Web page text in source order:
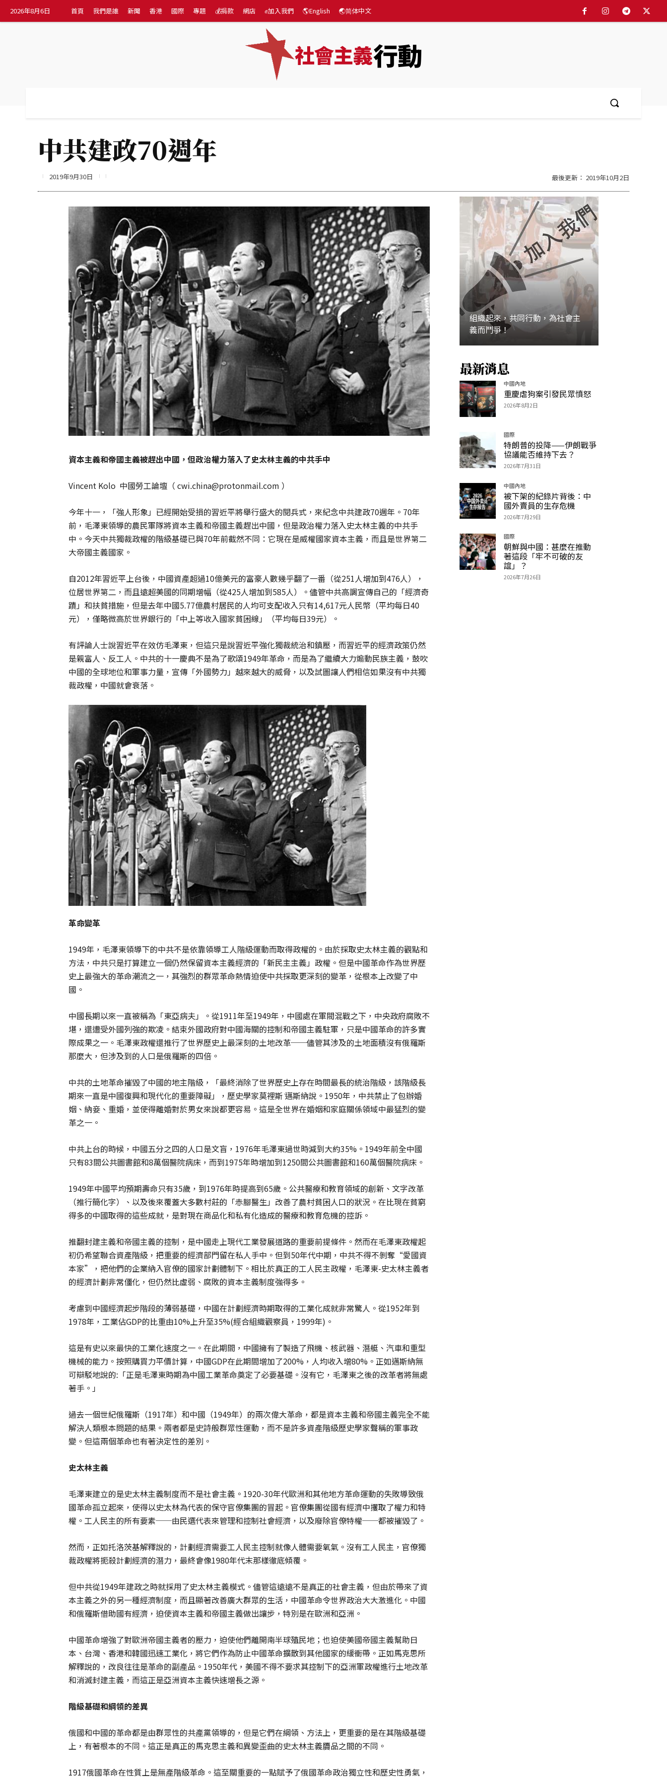
2026年8月6日 首頁 我們是誰 新聞 香港 國際 專題 💰捐款 網店 ✊加入我們 🌎English 🌏简体中文
社會主義行動
中共建政70週年
2019年9月30日 最後更新： 2019年10月2日
資本主義和帝國主義被趕出中國，但政治權力落入了史太林主義的中共手中
Vincent Kolo 中國勞工論壇（ cwi.china@protonmail.com ）
今年十一，「強人形象」已經開始受損的習近平將舉行盛大的閱兵式，來紀念中共建政70週年。70年
前，毛澤東領導的農民軍隊將資本主義和帝國主義趕出中國，但是政治權力落入史太林主義的中共手
中。今天中共獨裁政權的階級基礎已與70年前截然不同：它現在是威權國家資本主義，而且是世界第二
大帝國主義國家。
自2012年習近平上台後，中國資產超過10億美元的富豪人數幾乎翻了一番（從251人增加到476人），
位居世界第二，而且遠超美國的同期增幅（從425人增加到585人）。儘管中共高調宣傳自己的「經濟奇
蹟」和扶貧措施，但是去年中國5.77億農村居民的人均可支配收入只有14,617元人民幣（平均每日40
元），僅略微高於世界銀行的「中上等收入國家貧困線」（平均每日39元）。
有評論人士說習近平在效仿毛澤東，但這只是說習近平強化獨裁統治和鎮壓，而習近平的經濟政策仍然
是親富人、反工人。中共的十一慶典不是為了歌頌1949年革命，而是為了繼續大力煽動民族主義，鼓吹
中國的全球地位和軍事力量，宣傳「外國勢力」越來越大的威脅，以及試圖讓人們相信如果沒有中共獨
裁政權，中國就會衰落。
革命變革
1949年，毛澤東領導下的中共不是依靠領導工人階級運動而取得政權的。由於採取史太林主義的觀點和
方法，中共只是打算建立一個仍然保留資本主義經濟的「新民主主義」政權。但是中國革命作為世界歷
史上最強大的革命潮流之一，其強烈的群眾革命熱情迫使中共採取更深刻的變革，從根本上改變了中
國。
中國長期以來一直被稱為「東亞病夫」。從1911年至1949年，中國處在軍閥混戰之下，中央政府腐敗不
堪，還遭受外國列強的欺凌。結束外國政府對中國海關的控制和帝國主義駐軍，只是中國革命的許多實
際成果之一。毛澤東政權還推行了世界歷史上最深刻的土地改革──儘管其涉及的土地面積沒有俄羅斯
那麼大，但涉及到的人口是俄羅斯的四倍。
中共的土地革命摧毀了中國的地主階級，「最終消除了世界歷史上存在時間最長的統治階級，該階級長
期來一直是中國復興和現代化的重要障礙」，歷史學家莫裡斯 ̇邁斯納說。1950年，中共禁止了包辦婚
姻、納妾、重婚，並使得離婚對於男女來說都更容易。這是全世界在婚姻和家庭關係領域中最猛烈的變
革之一。
中共上台的時候，中國五分之四的人口是文盲，1976年毛澤東過世時減到大約35%。1949年前全中國
只有83間公共圖書館和8萬個醫院病床，而到1975年時增加到1250間公共圖書館和160萬個醫院病床。
1949年中國平均預期壽命只有35歲，到1976年時提高到65歲。公共醫療和教育領域的創新、文字改革
（推行簡化字）、以及後來覆蓋大多數村莊的「赤腳醫生」改善了農村貧困人口的狀況。在比現在貧窮
得多的中國取得的這些成就，是對現在商品化和私有化造成的醫療和教育危機的控訴。
推翻封建主義和帝國主義的控制，是中國走上現代工業發展道路的重要前提條件。然而在毛澤東政權起
初仍希望聯合資產階級，把重要的經濟部門留在私人手中。但到50年代中期，中共不得不剝奪“愛國資
本家”，把他們的企業納入官僚的國家計劃體制下。相比於真正的工人民主政權，毛澤東-史太林主義者
的經濟計劃非常僵化，但仍然比虛弱、腐敗的資本主義制度強得多。
考慮到中國經濟起步階段的薄弱基礎，中國在計劃經濟時期取得的工業化成就非常驚人。從1952年到
1978年，工業佔GDP的比重由10%上升至35%(經合組織觀察員，1999年)。
這是有史以來最快的工業化速度之一。在此期間，中國擁有了製造了飛機、核武器、潛艇、汽車和重型
機械的能力。按照購買力平價計算，中國GDP在此期間增加了200%，人均收入增80%。正如邁斯納無
可辯駁地說的:「正是毛澤東時期為中國工業革命奠定了必要基礎。沒有它，毛澤東之後的改革者將無處
著手。」
過去一個世紀俄羅斯（1917年）和中國（1949年）的兩次偉大革命，都是資本主義和帝國主義完全不能
解決人類根本問題的結果。兩者都是史詩般群眾性運動，而不是許多資產階級歷史學家聲稱的軍事政
變。但這兩個革命也有著決定性的差別。
史太林主義
毛澤東建立的是史太林主義制度而不是社會主義。1920-30年代歐洲和其他地方革命運動的失敗導致俄
國革命孤立起來，使得以史太林為代表的保守官僚集團的冒起。官僚集團從國有經濟中攫取了權力和特
權。工人民主的所有要素──由民選代表來管理和控制社會經濟，以及廢除官僚特權──都被摧毀了。
然而，正如托洛茨基解釋說的，計劃經濟需要工人民主控制就像人體需要氧氣。沒有工人民主，官僚獨
裁政權將扼殺計劃經濟的潛力，最終會像1980年代末那樣徹底傾覆。
但中共從1949年建政之時就採用了史太林主義模式。儘管這遠遠不是真正的社會主義，但由於帶來了資
本主義之外的另一種經濟制度，而且顯著改善廣大群眾的生活，中國革命令世界政治大大激進化。中國
和俄羅斯借助國有經濟，迫使資本主義和帝國主義做出讓步，特別是在歐洲和亞洲。
中國革命增強了對歐洲帝國主義者的壓力，迫使他們離開南半球殖民地；也迫使美國帝國主義幫助日
本、台灣、香港和韓國迅速工業化，將它們作為防止中國革命擴散到其他國家的緩衝帶。正如馬克思所
解釋說的，改良往往是革命的副產品。1950年代，美國不得不要求其控制下的亞洲軍政權進行土地改革
和消滅封建主義，而這正是亞洲資本主義快速增長之源。
階級基礎和綱領的差異
俄國和中國的革命都是由群眾性的共產黨領導的，但是它們在綱領、方法上，更重要的是在其階級基礎
上，有著根本的不同。這正是真正的馬克思主義和異變歪曲的史太林主義贗品之間的不同。
1917俄國革命在性質上是無產階級革命。這至關重要的一點賦予了俄國革命政治獨立性和歷史性勇氣，
組織起來，共同行動，為社會主
義而鬥爭！
加入
最新消息
中國內地
重慶虐狗案引發民眾憤怒
2026年8月2日
國際
特朗普的投降——伊朗戰爭
協議能否維持下去？
2026年7月31日
中國內地
被下架的紀錄片背後：中
國外賣員的生存危機
2026年7月29日
國際
朝鮮與中國：甚麼在推動
著這段「牢不可破的友
誼」？
2026年7月26日